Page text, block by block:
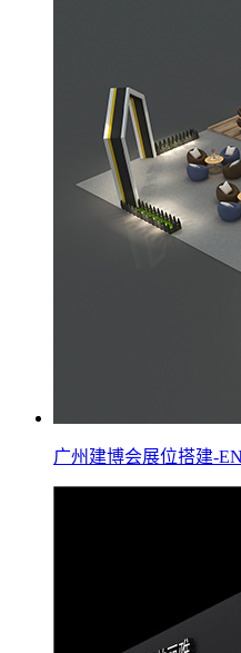
广州建博会展位搭建-